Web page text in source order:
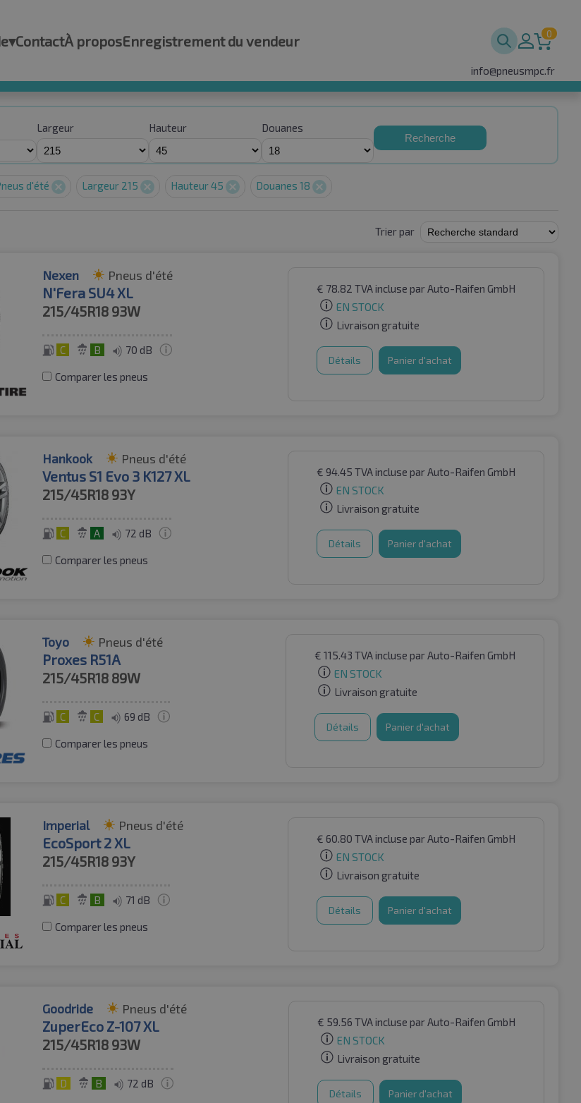
▾ContactÀ proposEnregistrement du vendeur 0
info@pneusmpc.fr
Largeur Hauteur Douanes
Recherche
d'été Largeur 215 Hauteur 45 Douanes 18
Trier par
Nexen Pneus d'été
N'Fera SU4 XL
215/45R18 93W
C B 70 dB
Comparer les pneus
€ 78.82 TVA incluse par Auto-Raifen GmbH
EN STOCK
Livraison gratuite
Détails Panier d'achat
Hankook Pneus d'été
Ventus S1 Evo 3 K127 XL
215/45R18 93Y
C A 72 dB
Comparer les pneus
€ 94.45 TVA incluse par Auto-Raifen GmbH
EN STOCK
Livraison gratuite
Détails Panier d'achat
Toyo Pneus d'été
Proxes R51A
215/45R18 89W
C C 69 dB
Comparer les pneus
€ 115.43 TVA incluse par Auto-Raifen GmbH
EN STOCK
Livraison gratuite
Détails Panier d'achat
Imperial Pneus d'été
EcoSport 2 XL
215/45R18 93Y
C B 71 dB
Comparer les pneus
€ 60.80 TVA incluse par Auto-Raifen GmbH
EN STOCK
Livraison gratuite
Détails Panier d'achat
Goodride Pneus d'été
ZuperEco Z-107 XL
215/45R18 93W
D B 72 dB
€ 59.56 TVA incluse par Auto-Raifen GmbH
EN STOCK
Livraison gratuite
Détails Panier d'achat